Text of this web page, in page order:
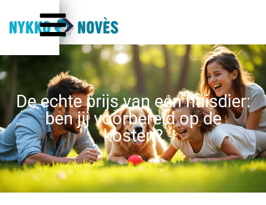
De echte prijs van een huisdier:
ben jij voorbereid op de
kosten?